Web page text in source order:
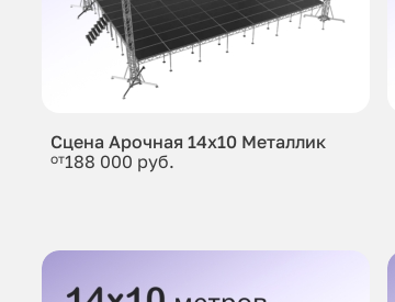
Сцена Арочная 14x10 Металлик
от188 000 руб.